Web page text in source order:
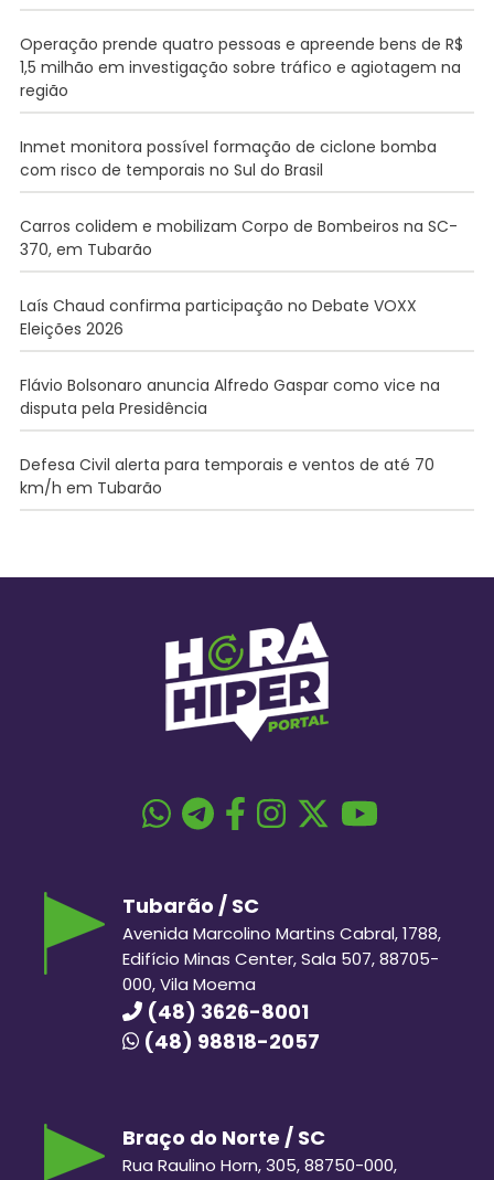
Operação prende quatro pessoas e apreende bens de R$
1,5 milhão em investigação sobre tráfico e agiotagem na
região
Inmet monitora possível formação de ciclone bomba
com risco de temporais no Sul do Brasil
Carros colidem e mobilizam Corpo de Bombeiros na SC-
370, em Tubarão
Laís Chaud confirma participação no Debate VOXX
Eleições 2026
Flávio Bolsonaro anuncia Alfredo Gaspar como vice na
disputa pela Presidência
Defesa Civil alerta para temporais e ventos de até 70
km/h em Tubarão
Tubarão / SC
Avenida Marcolino Martins Cabral, 1788,
Edifício Minas Center, Sala 507, 88705-
000, Vila Moema
(48) 3626-8001
(48) 98818-2057
Braço do Norte / SC
Rua Raulino Horn, 305, 88750-000,